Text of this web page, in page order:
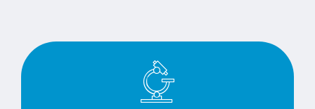
Tester, évaluer et sélectionner vos produits
grâce à notre expertise et à nos équipements
de pointe.